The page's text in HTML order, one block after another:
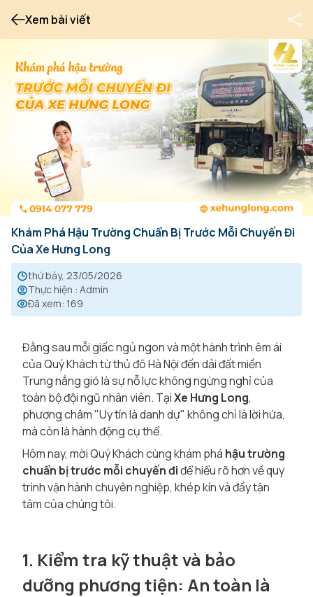
Xem bài viết
Khám Phá Hậu Trường Chuẩn Bị Trước Mỗi Chuyến Đi
Của Xe Hưng Long
thứ bảy, 23/05/2026
Thực hiện : Admin
Đã xem: 169
Đằng sau mỗi giấc ngủ ngon và một hành trình êm ái
của Quý Khách từ thủ đô Hà Nội đến dải đất miền
Trung nắng gió là sự nỗ lực không ngừng nghỉ của
toàn bộ đội ngũ nhân viên. TạiXe Hưng Long,
phương châm "Uy tín là danh dự" không chỉ là lời hứa,
mà còn là hành động cụ thể.
Hôm nay, mời Quý Khách cùng khám phá hậu trường
chuẩn bị trước mỗi chuyến điđể hiểu rõ hơn về quy
trình vận hành chuyên nghiệp, khép kín và đầy tận
tâm của chúng tôi.
1. Kiểm tra kỹ thuật và bảo
dưỡng phương tiện: An toàn là